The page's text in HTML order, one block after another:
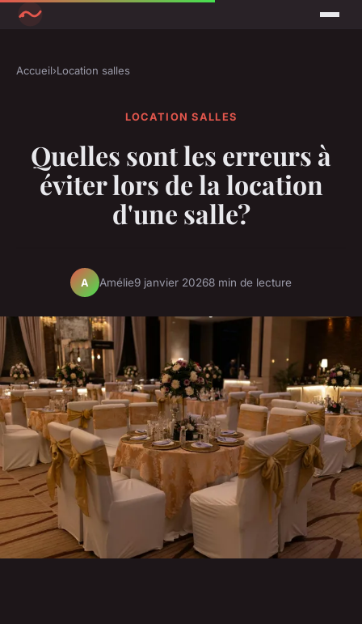
Accueil›Location salles
LOCATION SALLES
Quelles sont les erreurs à
éviter lors de la location
d'une salle?
A Amélie9 janvier 20268 min de lecture